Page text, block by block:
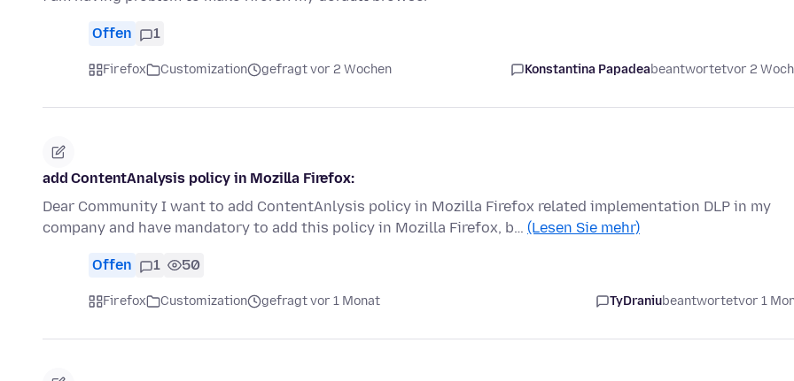
Offen 1
Firefox Customization gefragt vor 2 Wochen Konstantina Papadeabeantwortetvor 2
add ContentAnalysis policy in Mozilla Firefox:
Dear Community I want to add ContentAnlysis policy in Mozilla Firefox related implementation DLP in my
company and have mandatory to add this policy in Mozilla Firefox, b… (Lesen Sie mehr)
Offen 1 50
Firefox Customization gefragt vor 1 Monat TyDraniubeantwortetvor 1